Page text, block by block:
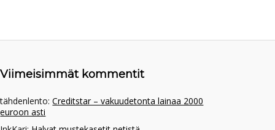
Viimeisimmät kommentit
tähdenlento:Creditstar – vakuudetonta lainaa 2000
euroon asti